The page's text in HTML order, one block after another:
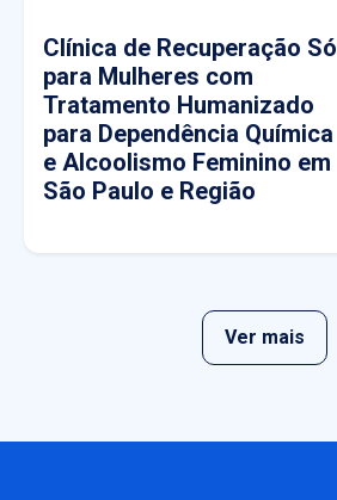
Clínica de Recuperação Só
para Mulheres com
Tratamento Humanizado
para Dependência Química
e Alcoolismo Feminino em
São Paulo e Região
Ver mais